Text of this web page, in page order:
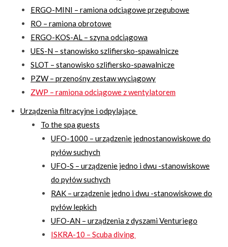
ERGO-MINI – ramiona odciągowe przegubowe
RO – ramiona obrotowe
ERGO-KOS-AL – szyna odciągowa
UES-N – stanowisko szlifiersko-spawalnicze
SLOT – stanowisko szlifiersko-spawalnicze
PZW – przenośny zestaw wyciągowy
ZWP – ramiona odciągowe z wentylatorem
Urządzenia filtracyjne i odpylające
To the spa guests
UFO-1000 – urządzenie jednostanowiskowe do
pyłów suchych
UFO-S – urządzenie jedno i dwu -stanowiskowe
do pyłów suchych
RAK – urządzenie jedno i dwu -stanowiskowe do
pyłów lepkich
UFO-AN – urządzenia z dyszami Venturiego
ISKRA-10 – Scuba diving